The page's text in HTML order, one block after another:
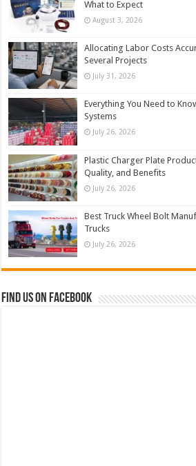
What to Expect
August 3, 2026
Allocating Labor Costs
Several Projects
July 31, 2026
Everything You Need to
Systems
July 26, 2026
Plastic Charger Plate
Quality, and Benefits
July 26, 2026
Best Truck Wheel Bolt
Trucks
July 26, 2026
Find us on Facebook